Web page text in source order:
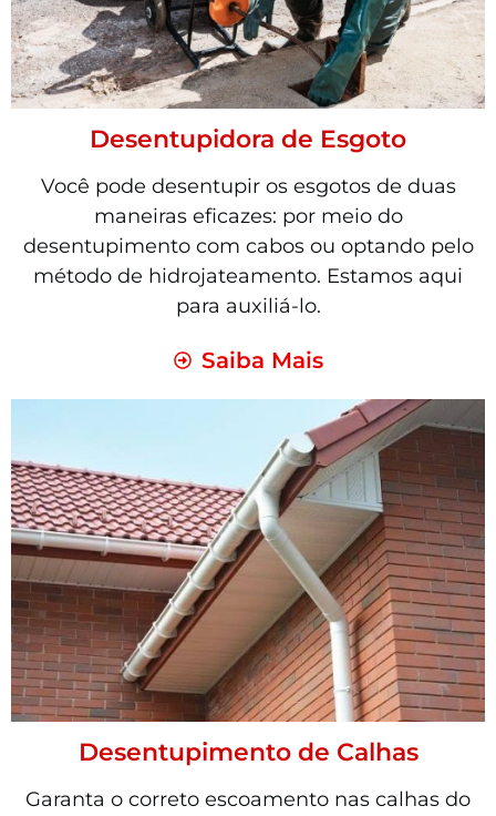
Desentupidora de Esgoto
Você pode desentupir os esgotos de duas
maneiras eficazes: por meio do
desentupimento com cabos ou optando pelo
método de hidrojateamento. Estamos aqui
para auxiliá-lo.
Saiba Mais
Desentupimento de Calhas
Garanta o correto escoamento nas calhas do